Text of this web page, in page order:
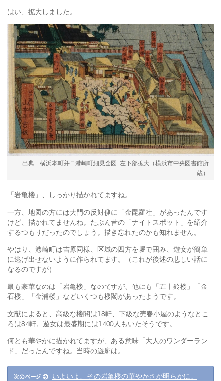
はい、拡大しました。
横浜本町并ニ港崎町細見全図_左下部拡大（横浜市中央図書館所
蔵）
「岩亀楼」、しっかり描かれてますね。
一方、地図の方には大門の反対側に「金毘羅社」があったんです
けど、描かれてませんね。たぶん昔の「ナイトスポット」を紹介
するつもりだったのでしょう。描き忘れたのかも知れません。
やはり、港崎町は吉原同様、区域の四方を堀で囲み、遊女が簡単
に逃げ出せないように作られてます。（これが後述の悲しい話に
なるのですが）
最も豪華なのは「岩亀楼」なのですが、他にも「五十鈴楼」「金
石楼」「金浦楼」などいくつも楼閣があったようです。
文献によると、高級な楼閣は18軒、下級な売春小屋のようなとこ
ろは84軒。遊女は最盛期には1400人もいたそうです。
何とも華やかに描かれてますが、ある意味「大人のワンダーラン
ド」だったんですね。当時の遊廓は。
いよいよ、その岩亀楼の華やかさが明らかに。